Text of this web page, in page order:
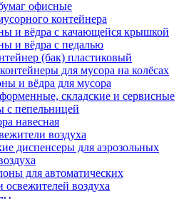
офисные
контейнера
и вёдра с качающейся крышкой
и вёдра с педалью
(бак) пластиковый
для мусора на колёсах
и вёдра для мусора
складские и сервисные
с пепельницей
навесная
воздуха
диспенсеры для аэрозольных
для автоматических
освежителей воздуха